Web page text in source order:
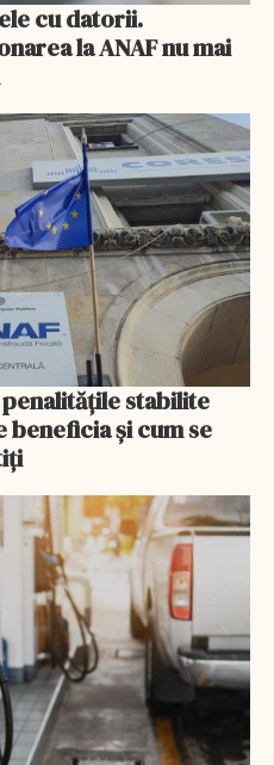
cu datorii.
la ANAF nu mai
penalitățile stabilite
și cum se